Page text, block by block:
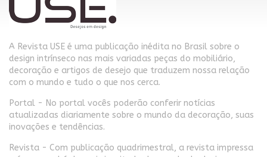
A Revista USE é uma publicação inédita no Brasil sobre o
design intrínseco nas mais variadas peças do mobiliário,
decoração e artigos de desejo que traduzem nossa relação
com o mundo e tudo o que nos cerca.
Portal - No portal vocês poderão conferir notícias
atualizadas diariamente sobre o mundo da decoração, suas
inovações e tendências.
Revista - Com publicação quadrimestral, a revista impressa